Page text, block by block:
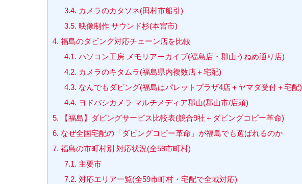
3.4. カメラのカタソネ(田村市船引)
3.5. 映像制作 サウンド杉(本宮市)
4. 福島のダビング対応チェーン店を比較
4.1. パソコン工房 メモリアーカイブ(福島店・郡山うねめ通り店)
4.2. カメラのキタムラ(福島県内複数店＋宅配)
4.3. なんでもダビング(福島はパレットプラザ4店＋ヤマダ受付＋宅配)
4.4. ヨドバシカメラ マルチメディア郡山(郡山市/店頭)
5. 【福島】ダビングサービス比較表(競合9社＋ダビングコピー革命)
6. なぜ全国宅配の「ダビングコピー革命」が福島でも選ばれるのか
7. 福島の市町村別 対応状況(全59市町村)
7.1. 主要市
7.2. 対応エリア一覧(全59市町村・宅配で全域対応)